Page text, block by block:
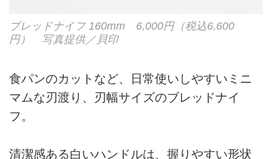
ブレッドナイフ 160mm 6,000円（税込6,600
円） 写真提供／貝印
食パンのカットなど、日常使いしやすいミニ
マムな刃渡り、刃幅サイズのブレッドナイ
フ。
清潔感ある白いハンドルは、握りやすい形状